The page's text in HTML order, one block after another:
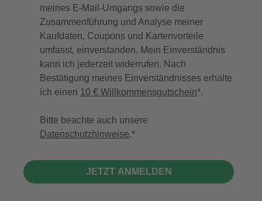
meines E-Mail-Umgangs sowie die
Zusammenführung und Analyse meiner
Kaufdaten, Coupons und Kartenvorteile
umfasst, einverstanden. Mein Einverständnis
kann ich jederzeit widerrufen. Nach
Bestätigung meines Einverständnisses erhalte
ich einen 10 € Willkommensgutschein*.
Bitte beachte auch unsere
Datenschutzhinweise.
JETZT ANMELDEN